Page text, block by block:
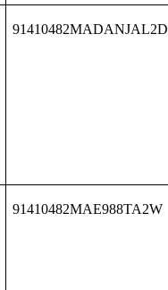
91410482MADANJAL2D
91410482MAE988TA2W